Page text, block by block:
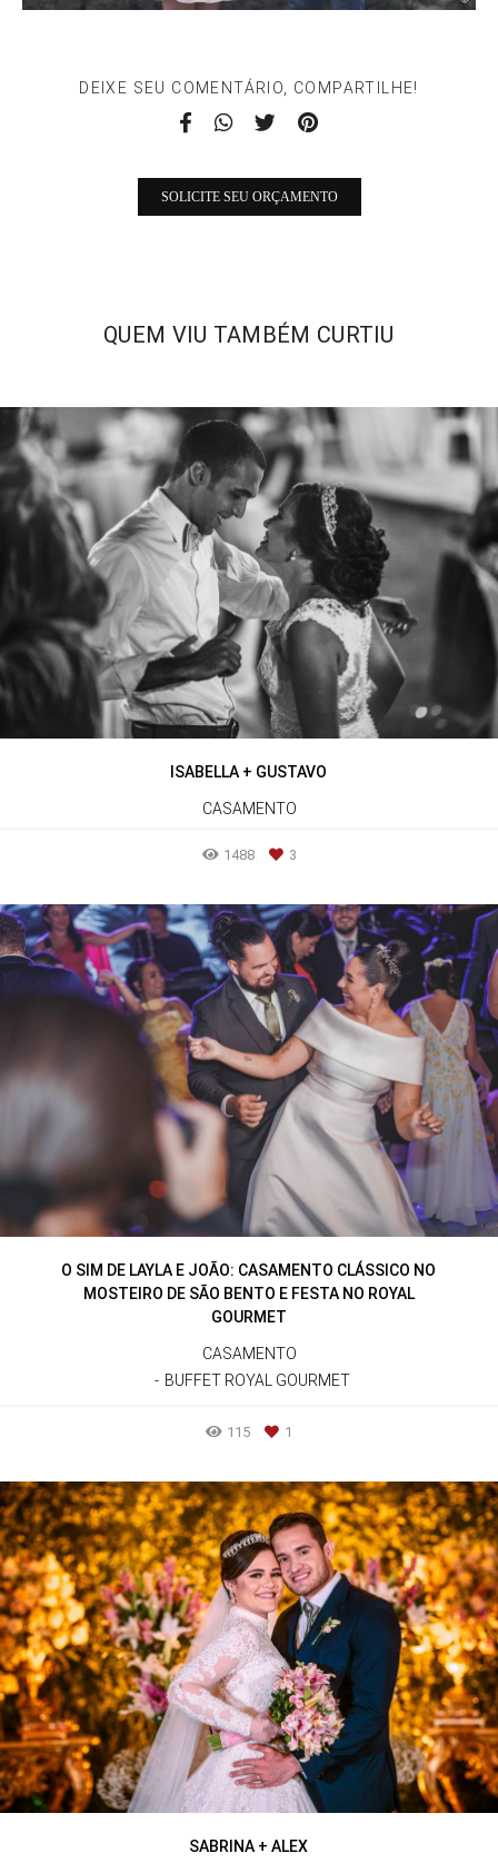
DEIXE SEU COMENTÁRIO, COMPARTILHE!
SOLICITE SEU ORÇAMENTO
QUEM VIU TAMBÉM CURTIU
ISABELLA + GUSTAVO
CASAMENTO
1488 3
O SIM DE LAYLA E JOÃO: CASAMENTO CLÁSSICO NO
MOSTEIRO DE SÃO BENTO E FESTA NO ROYAL
GOURMET
CASAMENTO
BUFFET ROYAL GOURMET
115 1
SABRINA + ALEX